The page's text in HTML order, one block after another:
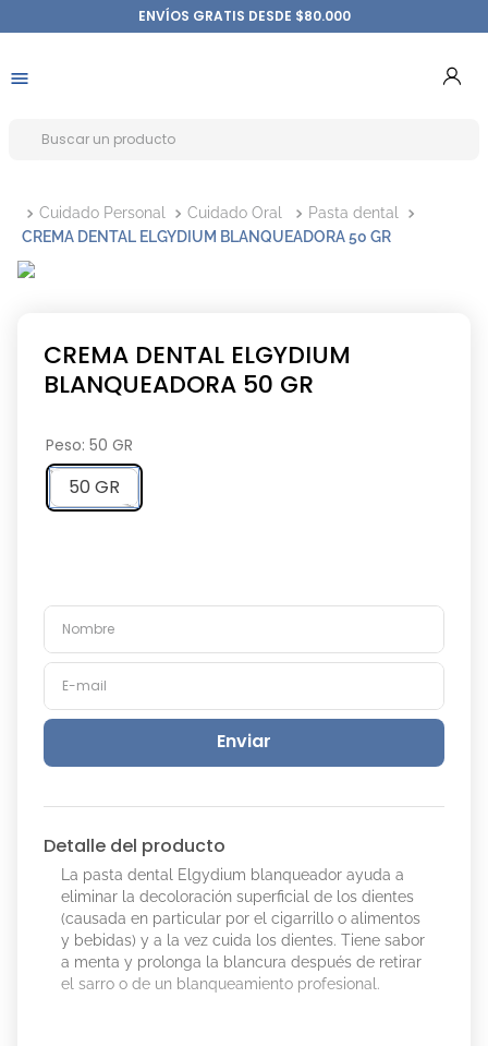
ENVÍOS GRATIS DESDE $80.000
Cuidado Personal Cuidado Oral
Pasta dental
CREMA DENTAL ELGYDIUM BLANQUEADORA 50 GR
CREMA DENTAL ELGYDIUM
BLANQUEADORA 50 GR
Peso: 50 GR
50 GR
Enviar
Detalle del producto
La pasta dental Elgydium blanqueador ayuda a
eliminar la decoloración superficial de los dientes
(causada en particular por el cigarrillo o alimentos
y bebidas) y a la vez cuida los dientes. Tiene sabor
a menta y prolonga la blancura después de retirar
el sarro o de un blanqueamiento profesional.